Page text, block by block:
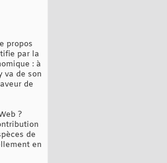
propos
par la
: à
va de son
de
?
de
en